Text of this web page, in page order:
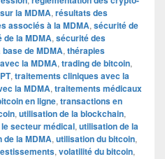
la MDMA, résultats des
associés à la MDMA, sécurité de
de la MDMA, sécurité des
de MDMA, thérapies
la MDMA, trading de bitcoin,
, traitements cliniques avec la
la MDMA, traitements médicaux
en ligne, transactions en
, utilisation de la blockchain,
secteur médical, utilisation de la
de la MDMA, utilisation du bitcoin,
, volatilité du bitcoin,